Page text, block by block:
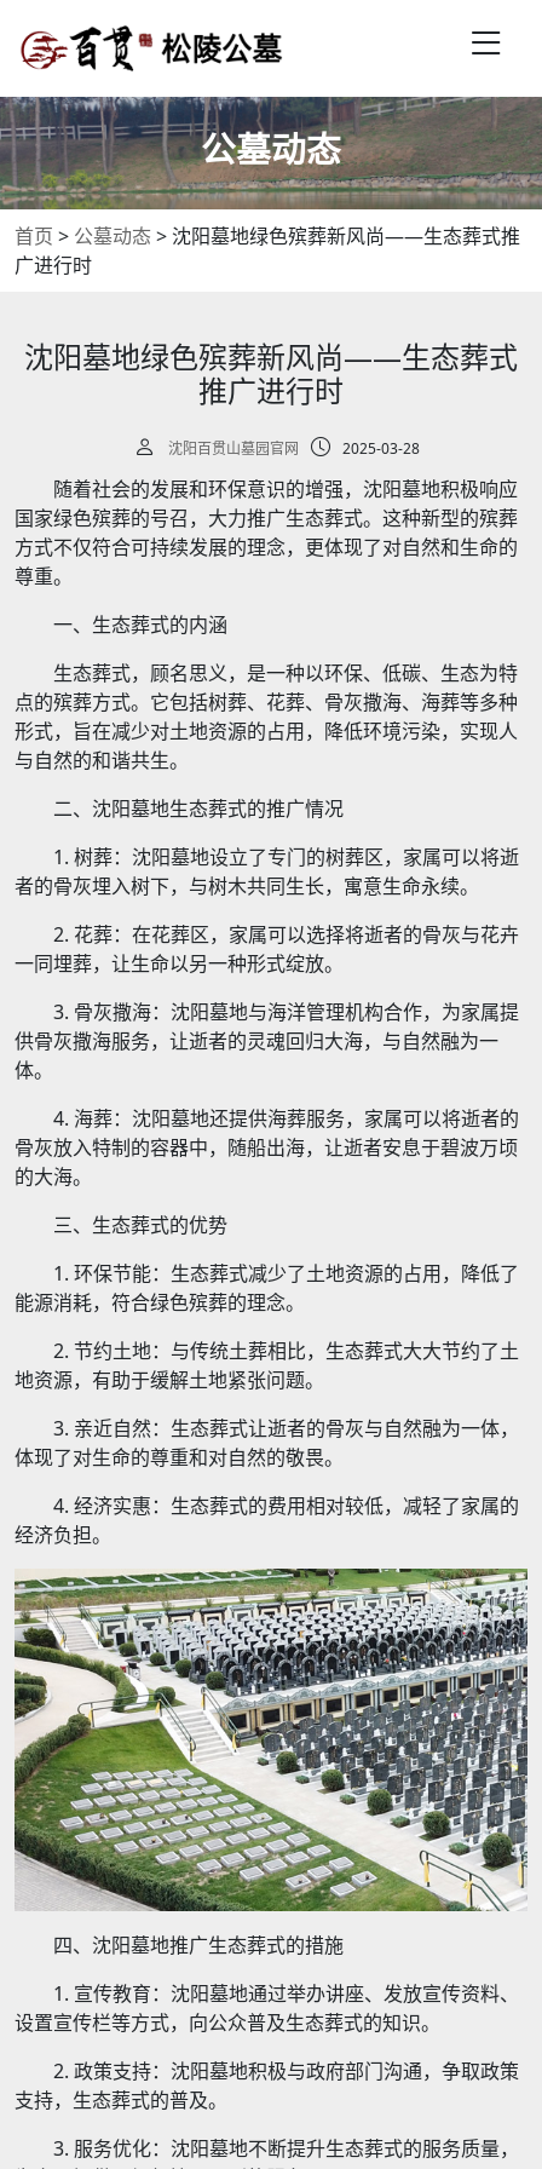
公墓动态
首页 > 公墓动态> 沈阳墓地绿色殡葬新风尚——生态葬式推
广进行时
沈阳墓地绿色殡葬新风尚——生态葬式
推广进行时
沈阳百贯山墓园官网 2025-03-28
随着社会的发展和环保意识的增强，沈阳墓地积极响应
国家绿色殡葬的号召，大力推广生态葬式。这种新型的殡葬
方式不仅符合可持续发展的理念，更体现了对自然和生命的
尊重。
一、生态葬式的内涵
生态葬式，顾名思义，是一种以环保、低碳、生态为特
点的殡葬方式。它包括树葬、花葬、骨灰撒海、海葬等多种
形式，旨在减少对土地资源的占用，降低环境污染，实现人
与自然的和谐共生。
二、沈阳墓地生态葬式的推广情况
1. 树葬：沈阳墓地设立了专门的树葬区，家属可以将逝
者的骨灰埋入树下，与树木共同生长，寓意生命永续。
2. 花葬：在花葬区，家属可以选择将逝者的骨灰与花卉
一同埋葬，让生命以另一种形式绽放。
3. 骨灰撒海：沈阳墓地与海洋管理机构合作，为家属提
供骨灰撒海服务，让逝者的灵魂回归大海，与自然融为一
体。
4. 海葬：沈阳墓地还提供海葬服务，家属可以将逝者的
骨灰放入特制的容器中，随船出海，让逝者安息于碧波万顷
的大海。
三、生态葬式的优势
1. 环保节能：生态葬式减少了土地资源的占用，降低了
能源消耗，符合绿色殡葬的理念。
2. 节约土地：与传统土葬相比，生态葬式大大节约了土
地资源，有助于缓解土地紧张问题。
3. 亲近自然：生态葬式让逝者的骨灰与自然融为一体，
体现了对生命的尊重和对自然的敬畏。
4. 经济实惠：生态葬式的费用相对较低，减轻了家属的
经济负担。
四、沈阳墓地推广生态葬式的措施
1. 宣传教育：沈阳墓地通过举办讲座、发放宣传资料、
设置宣传栏等方式，向公众普及生态葬式的知识。
2. 政策支持：沈阳墓地积极与政府部门沟通，争取政策
支持，生态葬式的普及。
3. 服务优化：沈阳墓地不断提升生态葬式的服务质量，